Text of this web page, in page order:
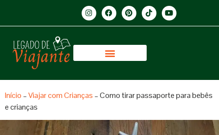
Início –Viajar com Crianças –Como tirar passaporte para bebês
e crianças